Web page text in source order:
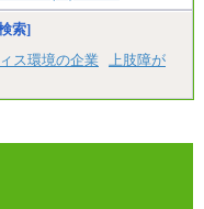
デル\337,000～
索]
ス環境の企業
上肢障が